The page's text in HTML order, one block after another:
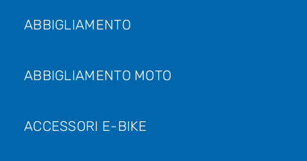
ABBIGLIAMENTO
ABBIGLIAMENTO MOTO
ACCESSORI E-BIKE